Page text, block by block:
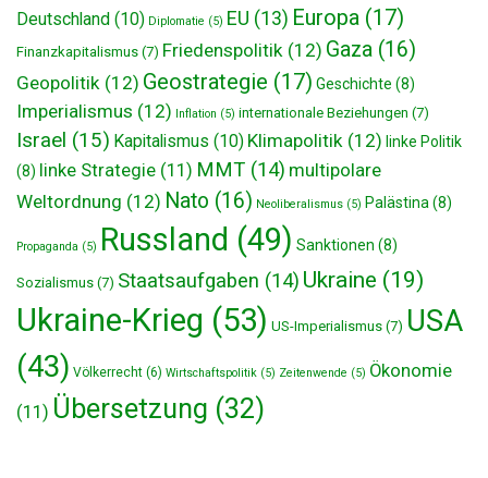
Deutschland (10) Diplomatie (5) EU (13) Europa (17)
Finanzkapitalismus (7) Friedenspolitik (12) Gaza (16)
Geopolitik (12) Geostrategie (17) Geschichte (8)
Imperialismus (12) Inflation (5) internationale Beziehungen (7)
Israel (15) Kapitalismus (10) Klimapolitik (12) linke Politik
(8) linke Strategie (11) MMT (14) multipolare
Weltordnung (12) Nato (16) Neoliberalismus (5) Palästina(8)
Propaganda (5) Russland (49) Sanktionen (8)
Sozialismus (7) Staatsaufgaben (14) Ukraine (19)
Ukraine-Krieg (53) US-Imperialismus (7) USA
(43) Völkerrecht (6) Wirtschaftspolitik (5) Zeitenwende (5) Ökonomie
(11) Übersetzung (32)